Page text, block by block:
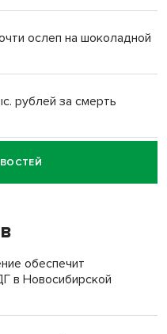
ослеп на шоколадной
рублей за смерть
за смерть
обеспечит
в Новосибирской